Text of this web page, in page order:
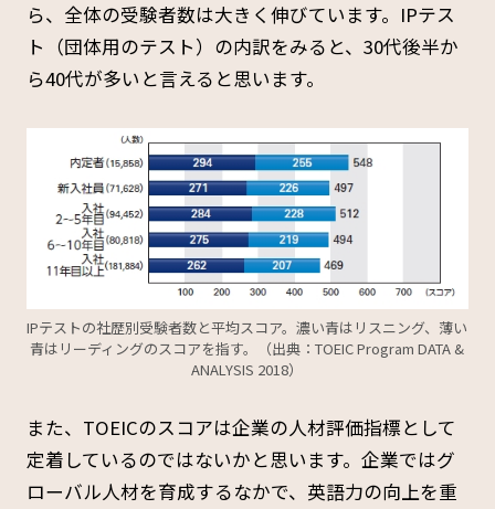
ら、全体の受験者数は大きく伸びています。IPテス
ト（団体用のテスト）の内訳をみると、30代後半か
ら40代が多いと言えると思います。
IPテストの社歴別受験者数と平均スコア。濃い青はリスニング、薄い
青はリーディングのスコアを指す。（出典：TOEIC Program DATA &
ANALYSIS 2018）
また、TOEICのスコアは企業の人材評価指標として
定着しているのではないかと思います。企業ではグ
ローバル人材を育成するなかで、英語力の向上を重